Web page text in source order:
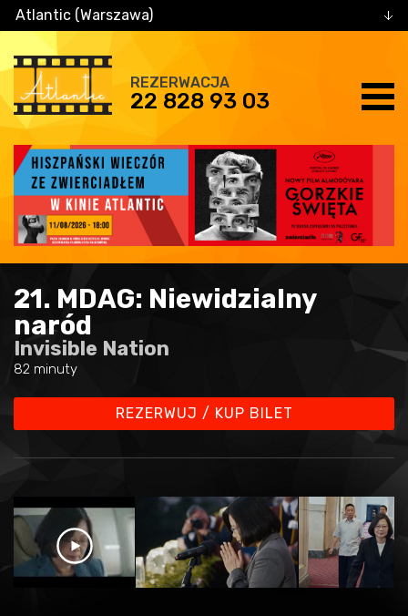
Atlantic (Warszawa)
REZERWACJA
22 828 93 03
21. MDAG: Niewidzialny
naród
Invisible Nation
82 minuty
REZERWUJ / KUP BILET